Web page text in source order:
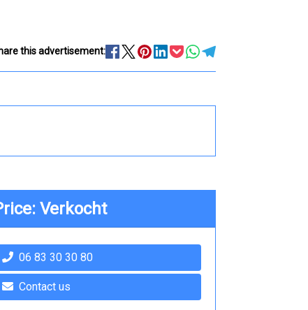
this advertisement:
Verkocht
06 83 30 30 80
Contact us